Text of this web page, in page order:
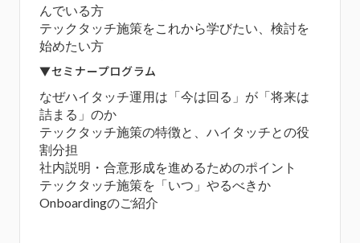
んでいる方
テックタッチ施策をこれから学びたい、検討を
始めたい方
▼セミナープログラム
なぜハイタッチ運用は「今は回る」が「将来は
詰まる」のか
テックタッチ施策の特徴と、ハイタッチとの役
割分担
社内説明・合意形成を進めるためのポイント
テックタッチ施策を「いつ」やるべきか
Onboardingのご紹介